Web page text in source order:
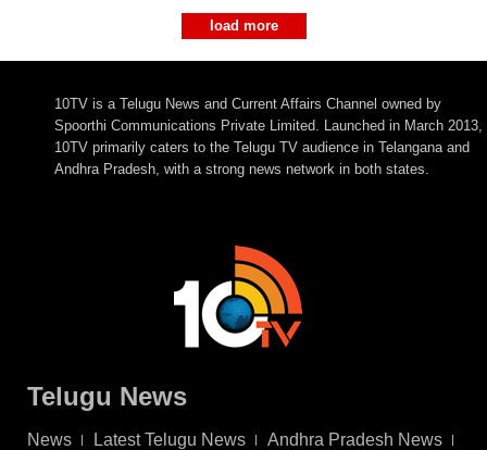
load more
10TV is a Telugu News and Current Affairs Channel owned by
Spoorthi Communications Private Limited. Launched in March 2013,
10TV primarily caters to the Telugu TV audience in Telangana and
Andhra Pradesh, with a strong news network in both states.
Telugu News
News Latest Telugu News
Andhra Pradesh News